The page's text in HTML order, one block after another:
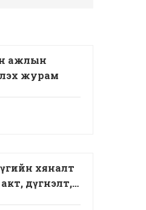
ажлын
журам
хяналт
дүгнэлт,